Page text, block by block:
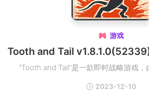
 游戏
“Tooth and Tail”是一款即时战略游戏
2023-12-10